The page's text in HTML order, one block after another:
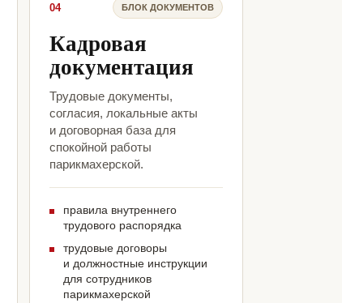
04 БЛОК ДОКУМЕНТОВ
Кадровая
документация
Трудовые документы,
согласия, локальные акты
и договорная база для
спокойной работы
парикмахерской.
правила внутреннего
трудового распорядка
трудовые договоры
и должностные инструкции
для сотрудников
парикмахерской